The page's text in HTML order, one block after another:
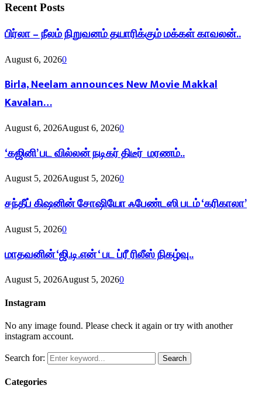
Recent Posts
பிர்லா – நீலம் நிறுவனம் தயாரிக்கும் மக்கள் காவலன்..
August 6, 20260
Birla, Neelam announces New Movie Makkal
Kavalan…
August 6, 2026August 6, 20260
‘கஜினி’ பட வில்லன் நடிகர் திடீர் மரணம்..
August 5, 2026August 5, 20260
சந்தீப் கிஷனின் சோஷியோ ஃபேண்டஸி படம் ‘கரிகாலா’
August 5, 20260
மாதவனின் ‘ஜி.டி.என் ‘ பட ப்ரீ ரிலீஸ் நிகழ்வு..
August 5, 2026August 5, 20260
Instagram
No any image found. Please check it again or try with another
instagram account.
Search for: Search
Categories